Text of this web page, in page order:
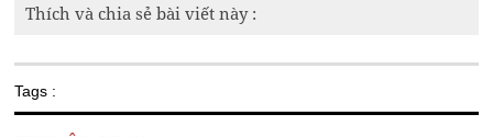
Thích và chia sẻ bài viết này :
Tags :